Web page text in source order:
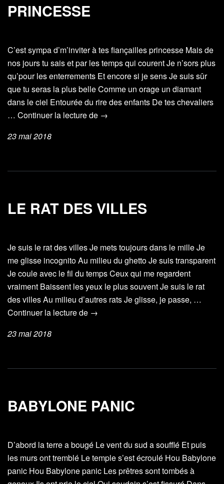
PRINCESSE
C’est sympa d’m’inviter à tes fiançailles princesse Mais de
nos jours tu sais et par les temps qui courent Je n’sors plus
qu’pour les enterrements Et encore si je sens Je suis sûr
que tu seras la plus belle Comme un orage un diamant
dans le ciel Entourée du rire des enfants De tes chevaliers
… Continuer la lecture de Princesse
→
23 mai 2018
LE RAT DES VILLES
Je suis le rat des villes Je mets toujours dans le mille Je
me glisse incognito Au milieu du ghetto Je suis transparent
Je coule avec le fil du temps Ceux qui me regardent
vraiment Baissent les yeux le plus souvent Je suis le rat
des villes Au milieu d’autres rats Je glisse, je passe, …
Continuer la lecture de Le
→
23 mai 2018
BABYLONE PANIC
D’abord la terre a bougé Le vent du sud a soufflé Et puis
les murs ont tremblé Le temple s’est écroulé Hou Babylone
panic Hou Babylone panic Les prêtres sont tombés à